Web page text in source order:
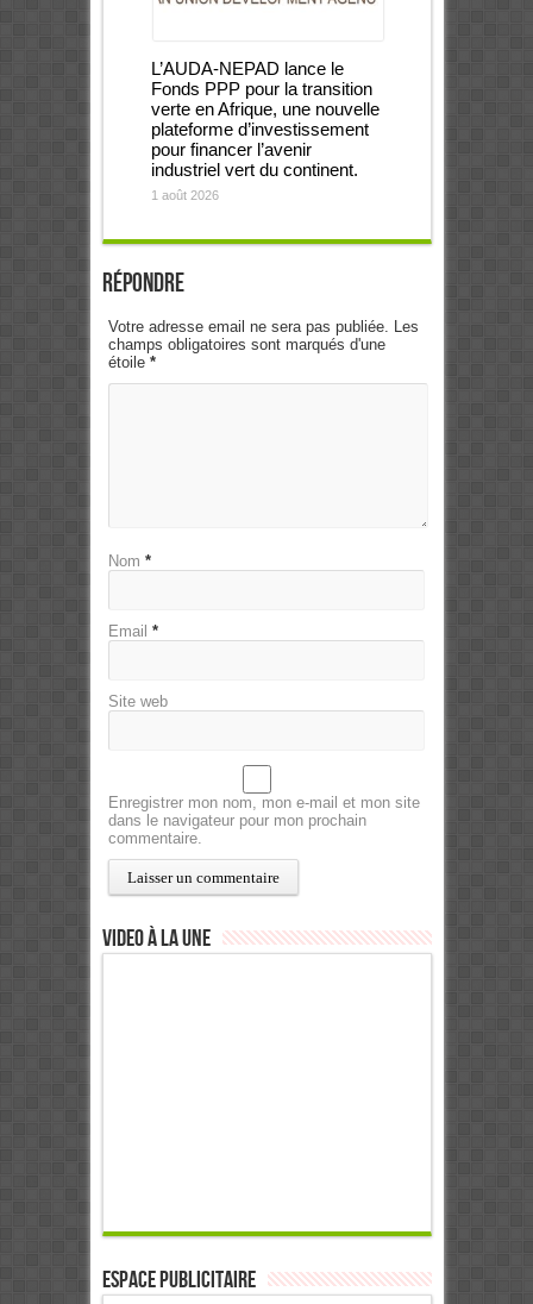
L’AUDA-NEPAD lance le
Fonds PPP pour la transition
verte en Afrique, une nouvelle
plateforme d’investissement
pour financer l’avenir
industriel vert du continent.
1 août 2026
Répondre
Votre adresse email ne sera pas publiée. Les
champs obligatoires sont marqués d'une
étoile *
Nom *
Email *
Site web
Enregistrer mon nom, mon e-mail et mon site
dans le navigateur pour mon prochain
commentaire.
Video à la Une
ESPACE PUBLICITAIRE